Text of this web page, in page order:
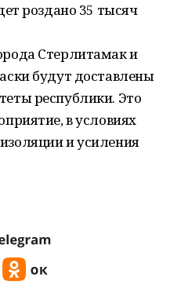
роздано 35 тысяч
Стерлитамак и
будут доставлены
республики. Это
в условиях
и усиления